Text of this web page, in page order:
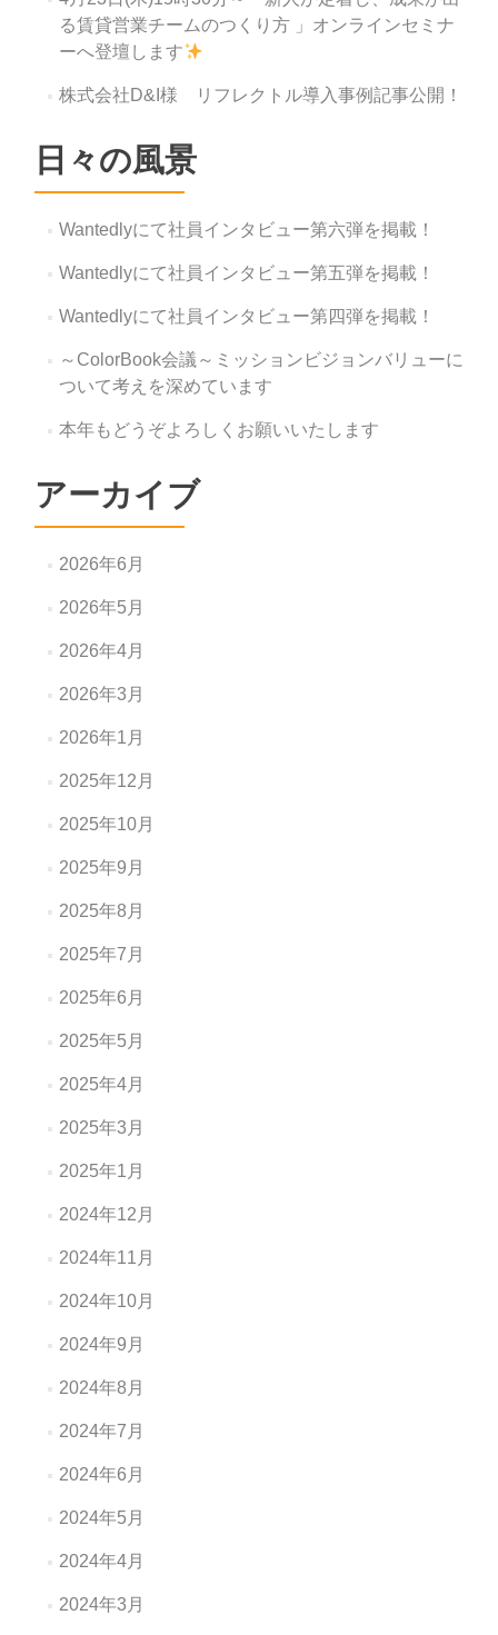
る賃貸営業チームのつくり方 」オンラインセミナ
ーへ登壇します
株式会社D&I様 リフレクトル導入事例記事公開！
日々の風景
Wantedlyにて社員インタビュー第六弾を掲載！
Wantedlyにて社員インタビュー第五弾を掲載！
Wantedlyにて社員インタビュー第四弾を掲載！
～ColorBook会議～ミッションビジョンバリューに
ついて考えを深めています
本年もどうぞよろしくお願いいたします
アーカイブ
2026年6月
2026年5月
2026年4月
2026年3月
2026年1月
2025年12月
2025年10月
2025年9月
2025年8月
2025年7月
2025年6月
2025年5月
2025年4月
2025年3月
2025年1月
2024年12月
2024年11月
2024年10月
2024年9月
2024年8月
2024年7月
2024年6月
2024年5月
2024年4月
2024年3月